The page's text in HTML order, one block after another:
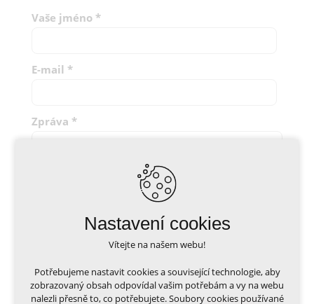
Vaše jméno *
E-mail *
Zpráva *
Nastavení cookies
Vítejte na našem webu!
Potřebujeme nastavit cookies a související technologie, aby
zobrazovaný obsah odpovídal vašim potřebám a vy na webu
nalezli přesně to, co potřebujete. Soubory cookies používané